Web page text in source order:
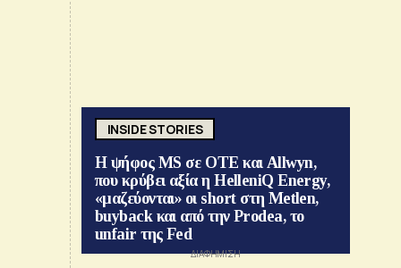
INSIDE STORIES
Η ψήφος MS σε ΟΤΕ και Allwyn,
που κρύβει αξία η HelleniQ Energy,
«μαζεύονται» οι short στη Metlen,
buyback και από την Prodea, το
unfair της Fed